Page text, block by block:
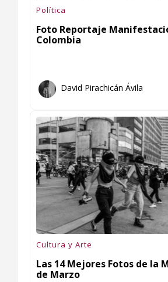
Política
Foto Reportaje
Colombia
David Pirachicán Ávila
Cultura y Arte
Las 14 Mejores Fotos de la
de Marzo